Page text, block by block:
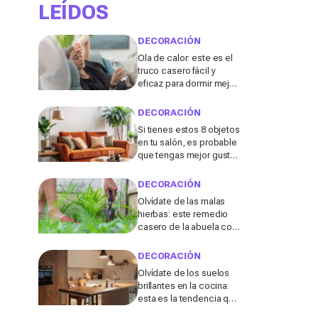
LEÍDOS
DECORACIÓN
Ola de calor: este es el
truco casero fácil y
eficaz para dormir mejor
DECORACIÓN
Si tienes estos 8 objetos
en tu salón, es probable
que tengas mejor gusto
DECORACIÓN
Olvídate de las malas
hierbas: este remedio
casero de la abuela con
tienes ya en tu cocina
DECORACIÓN
Olvídate de los suelos
brillantes en la cocina:
esta es la tendencia que